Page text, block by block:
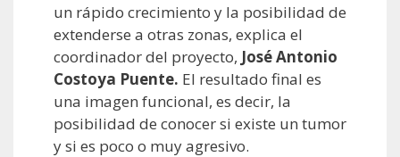
un rápido crecimiento y la posibilidad de
extenderse a otras zonas, explica el
coordinador del proyecto, José Antonio
Costoya Puente. El resultado final es
una imagen funcional, es decir, la
posibilidad de conocer si existe un tumor
y si es poco o muy agresivo.